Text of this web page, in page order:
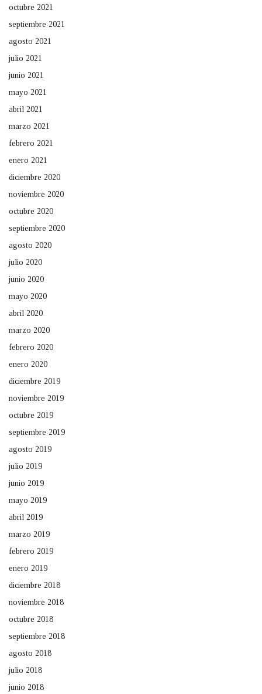
octubre 2021
septiembre 2021
agosto 2021
julio 2021
junio 2021
mayo 2021
abril 2021
marzo 2021
febrero 2021
enero 2021
diciembre 2020
noviembre 2020
octubre 2020
septiembre 2020
agosto 2020
julio 2020
junio 2020
mayo 2020
abril 2020
marzo 2020
febrero 2020
enero 2020
diciembre 2019
noviembre 2019
octubre 2019
septiembre 2019
agosto 2019
julio 2019
junio 2019
mayo 2019
abril 2019
marzo 2019
febrero 2019
enero 2019
diciembre 2018
noviembre 2018
octubre 2018
septiembre 2018
agosto 2018
julio 2018
junio 2018